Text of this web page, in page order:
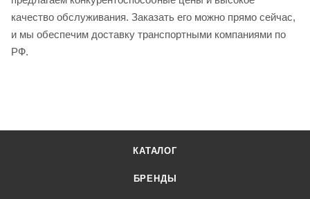
качество обслуживания. Заказать его можно прямо сейчас,
и мы обеспечим доставку транспортными компаниями по
РФ.
КАТАЛОГ
БРЕНДЫ